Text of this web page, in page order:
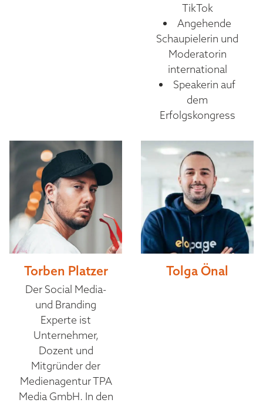
TikTok
Angehende
Schaupielerin und
Moderatorin
international
Speakerin auf
dem
Erfolgskongress
Torben Platzer
Der Social Media-
und Branding
Experte ist
Unternehmer,
Dozent und
Mitgründer der
Medienagentur TPA
Media GmbH. In den
Tolga Önal